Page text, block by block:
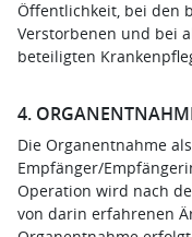
Öffentlichkeit, bei den
Verstorbenen und bei
beteiligten
4.
Die Organentnahme
Empfänger/
Operation wird nach
von darin erfahrenen